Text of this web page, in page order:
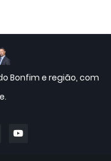
Bonfim e região, com